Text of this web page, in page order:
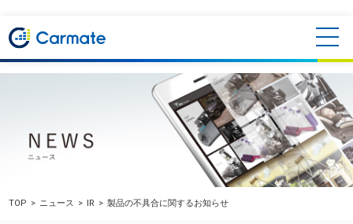
TOP ニュース IR 製品の不具合に関するお知らせ